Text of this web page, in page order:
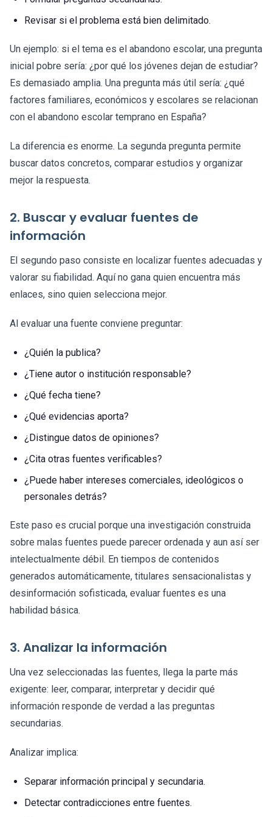
Revisar si el problema está bien delimitado.
Un ejemplo: si el tema es el abandono escolar, una pregunta
inicial pobre sería: ¿por qué los jóvenes dejan de estudiar?
Es demasiado amplia. Una pregunta más útil sería: ¿qué
factores familiares, económicos y escolares se relacionan
con el abandono escolar temprano en España?
La diferencia es enorme. La segunda pregunta permite
buscar datos concretos, comparar estudios y organizar
mejor la respuesta.
2. Buscar y evaluar fuentes de
información
El segundo paso consiste en localizar fuentes adecuadas y
valorar su fiabilidad. Aquí no gana quien encuentra más
enlaces, sino quien selecciona mejor.
Al evaluar una fuente conviene preguntar:
¿Quién la publica?
¿Tiene autor o institución responsable?
¿Qué fecha tiene?
¿Qué evidencias aporta?
¿Distingue datos de opiniones?
¿Cita otras fuentes verificables?
¿Puede haber intereses comerciales, ideológicos o
personales detrás?
Este paso es crucial porque una investigación construida
sobre malas fuentes puede parecer ordenada y aun así ser
intelectualmente débil. En tiempos de contenidos
generados automáticamente, titulares sensacionalistas y
desinformación sofisticada, evaluar fuentes es una
habilidad básica.
3. Analizar la información
Una vez seleccionadas las fuentes, llega la parte más
exigente: leer, comparar, interpretar y decidir qué
información responde de verdad a las preguntas
secundarias.
Analizar implica:
Separar información principal y secundaria.
Detectar contradicciones entre fuentes.